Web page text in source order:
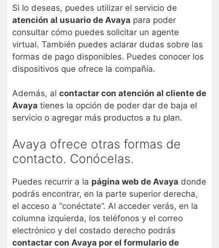
Si lo deseas, puedes utilizar el servicio de
atención al usuario de Avaya para poder
consultar cómo puedes solicitar un agente
virtual. También puedes aclarar dudas sobre las
formas de pago disponibles. Puedes conocer los
dispositivos que ofrece la compañía.
Además, al contactar con atención al cliente de
Avaya tienes la opción de poder dar de baja el
servicio o agregar más productos a tu plan.
Avaya ofrece otras formas de
contacto. Conócelas.
Puedes recurrir a la página web de Avaya donde
podrás encontrar, en la parte superior derecha,
el acceso a “conéctate”. Al acceder verás, en la
columna izquierda, los teléfonos y el correo
electrónico y del costado derecho podrás
contactar con Avaya por el formulario de